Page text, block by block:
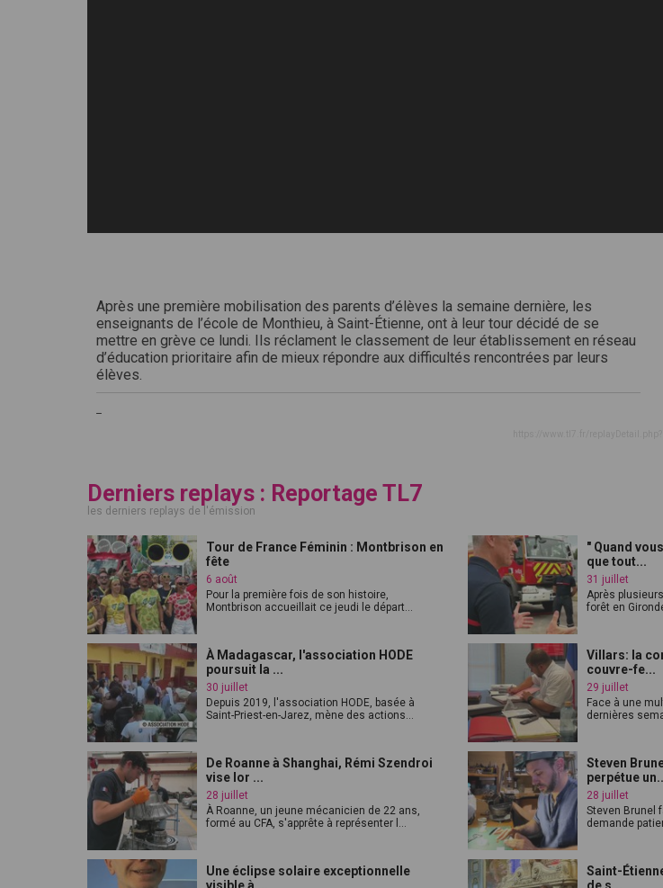
Après une première mobilisation des parents d’élèves la semaine dernière, les
enseignants de l’école de Monthieu, à Saint-Étienne, ont à leur tour décidé de se
mettre en grève ce lundi. Ils réclament le classement de leur établissement en réseau
d’éducation prioritaire afin de mieux répondre aux difficultés rencontrées par leurs
élèves.
Derniers replays : Reportage TL7
les derniers replays de l'émission
Tour de France Féminin : Montbrison en
fête
6 août
Pour la première fois de son histoire,
Montbrison accueillait ce jeudi le départ...
" Quand
que tout...
31 juillet
Après
forêt en
À Madagascar, l'association HODE
poursuit la ...
30 juillet
Depuis 2019, l'association HODE, basée à
Saint-Priest-en-Jarez, mène des actions...
Villars: la
couvre-fe...
29 juillet
Face à une
dernières
De Roanne à Shanghai, Rémi Szendroi
vise lor ...
28 juillet
À Roanne, un jeune mécanicien de 22 ans,
formé au CFA, s'apprête à représenter l...
Steven
perpétue
28 juillet
Steven Brunel
demande
Une éclipse solaire exceptionnelle
Saint-